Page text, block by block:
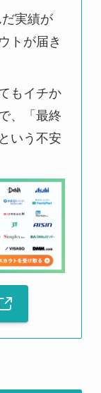
実績が
トが届き
もイチか
、「最終
いう不安